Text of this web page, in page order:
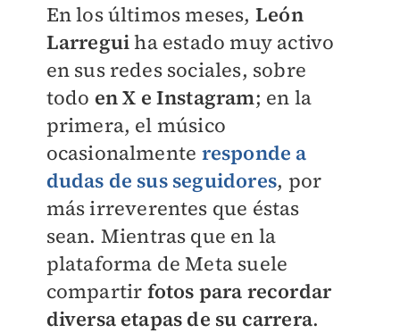
En los últimos meses, León
Larreguiha estado muy activo
en sus redes sociales, sobre
todo en X e Instagram; en la
primera, el músico
ocasionalmente responde a
dudas de sus seguidores, por
más irreverentes que éstas
sean. Mientras que en la
plataforma de Meta suele
compartir fotos para recordar
diversa etapas de su carrera.